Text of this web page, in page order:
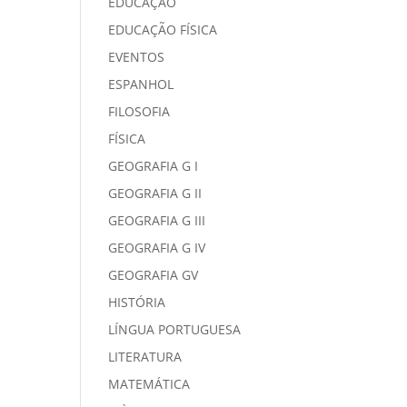
EDUCAÇÃO FÍSICA
EVENTOS
ESPANHOL
FILOSOFIA
FÍSICA
GEOGRAFIA G I
GEOGRAFIA G II
GEOGRAFIA G III
GEOGRAFIA G IV
GEOGRAFIA GV
HISTÓRIA
LÍNGUA PORTUGUESA
LITERATURA
MATEMÁTICA